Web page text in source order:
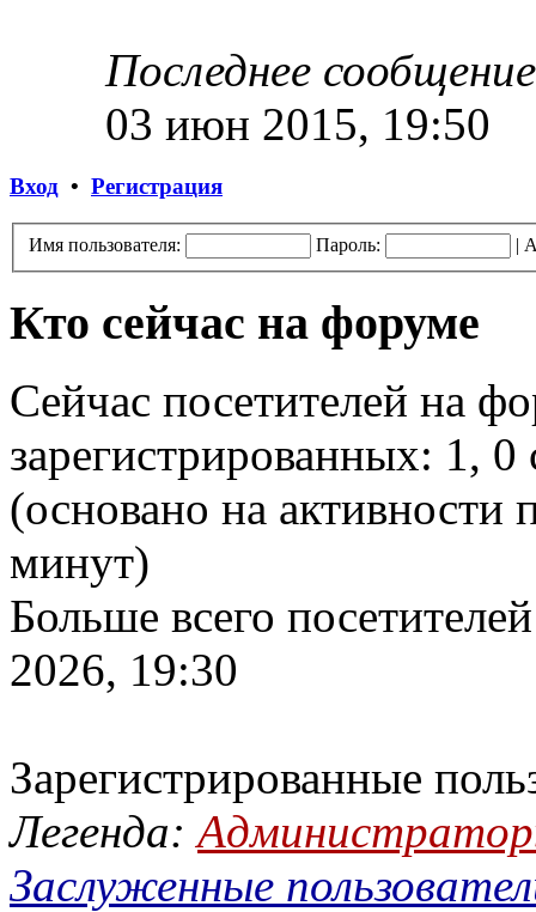
Последнее сообщение
03 июн 2015, 19:50
Вход • Регистрация
Имя пользователя: Пароль: |
Кто сейчас на форуме
Сейчас посетителей на
зарегистрированных: 1,
(основано на активности
минут)
Больше всего
2026, 19:30
Зарегистрированные
Легенда:
Заслуженные